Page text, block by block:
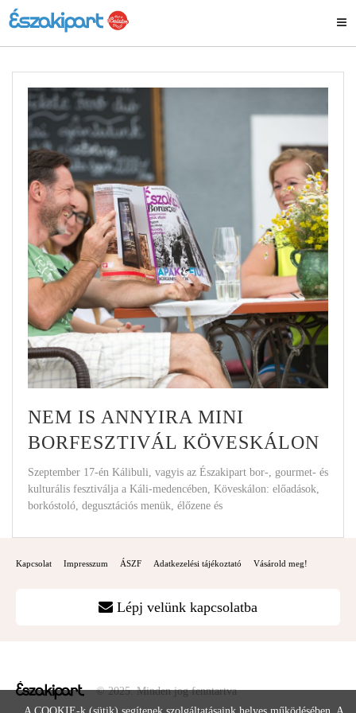
NEM IS ANNYIRA MINI
BORFESZTIVÁL KÖVESKÁLON
Szeptember 17-én Kálibuli, vagyis az Északipart bor-, gourmet- és
kulturális fesztiválja a Káli-medencében, Köveskálon: előadások,
borkóstoló, degusztációs menük, élőzene és
Kapcsolat Impresszum ÁSZF Adatkezelési tájékoztató Vásárold meg!
Lépj velünk kapcsolatba
© 2025. Minden jog fenntartva